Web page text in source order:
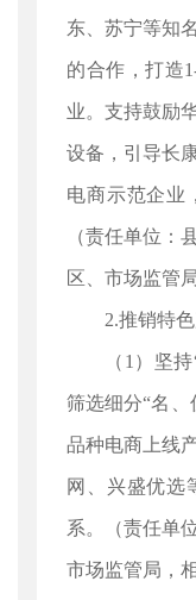
东、苏宁等知
的合作，打造
业。支持鼓励
设备，引导长
电商示范企业
（责任单位：
区、市场监管局
2.推销特
（1）坚
筛选细分“名、
品种电商上线
网、兴盛优选
系。（责任单
市场监管局，